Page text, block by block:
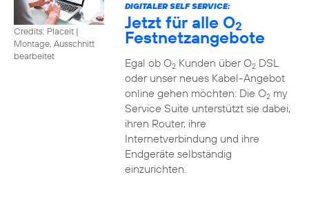
Credits: Placeit |
Montage, Ausschnitt
bearbeitet
DIGITALER SELF SERVICE:
Jetzt für alle O2
Festnetzangebote
Egal ob O2Kunden über O2DSL
oder unser neues Kabel-Angebot
online gehen möchten: Die O2my
Service Suite unterstützt sie dabei,
ihren Router, ihre
Internetverbindung und ihre
Endgeräte selbständig
einzurichten.